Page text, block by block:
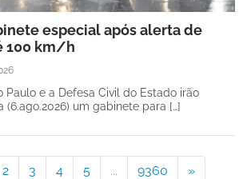
especial após alerta de
100 km/h
Paulo e a Defesa Civil do Estado irão
(6.ago.2026) um gabinete para […]
2 3 4 5 ... 9360 »